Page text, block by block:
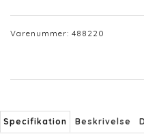
Varenummer: 488220
Specifikation Beskrivelse